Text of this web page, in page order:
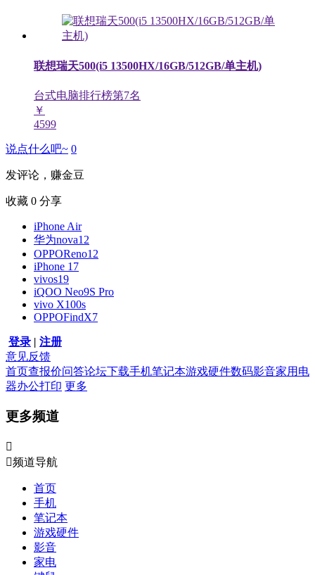
联想瑞天500(i5 13500HX/16GB/512GB/单主机)
台式电脑排行榜第7名
￥
4599
说点什么吧~ 0
发评论，赚金豆
收藏 0 分享
iPhone Air
华为nova12
OPPOReno12
iPhone 17
vivos19
iQOO Neo9S Pro
vivo X100s
OPPOFindX7
登录 | 注册
意见反馈
首页查报价问答论坛下载手机笔记本游戏硬件数码影音家用电
器办公打印 更多
更多频道

频道导航
首页
手机
笔记本
游戏硬件
影音
家电